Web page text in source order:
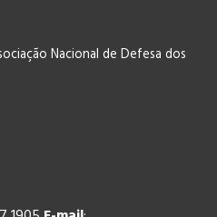
Nacional de Defesa dos